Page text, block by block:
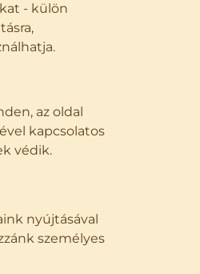
- külön
az oldal
kapcsolatos
védik.
nyújtásával
személyes